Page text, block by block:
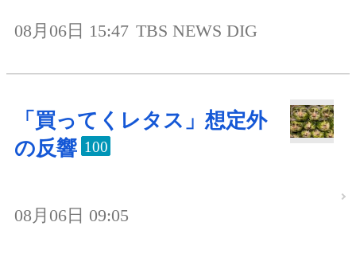
08月06日 15:47 TBS NEWS DIG
「買ってくレタス」想定外
の反響 100
08月06日 09:05